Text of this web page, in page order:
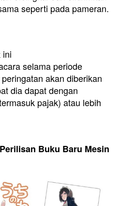
seperti pada pameran.
ini
selama periode
akan diberikan
dia dapat dengan
pajak) atau lebih
Buku Baru Mesin